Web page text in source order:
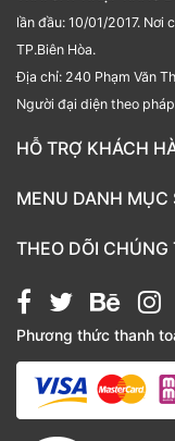
lần đầu: 10/01/2017. Nơi
TP.Biên Hòa.
Địa chỉ: 240 Phạm Văn
Người đại diện theo
HỖ TRỢ KHÁCH
TRÁI CÂY NHẬP
MENU DANH MỤC
Bánh kẹo
Giỏ quà tặng
Hạt chia
Hạt dẻ cười
Hạt hạnh nhân
THEO DÕI CHÚNG
Phương thức thanh